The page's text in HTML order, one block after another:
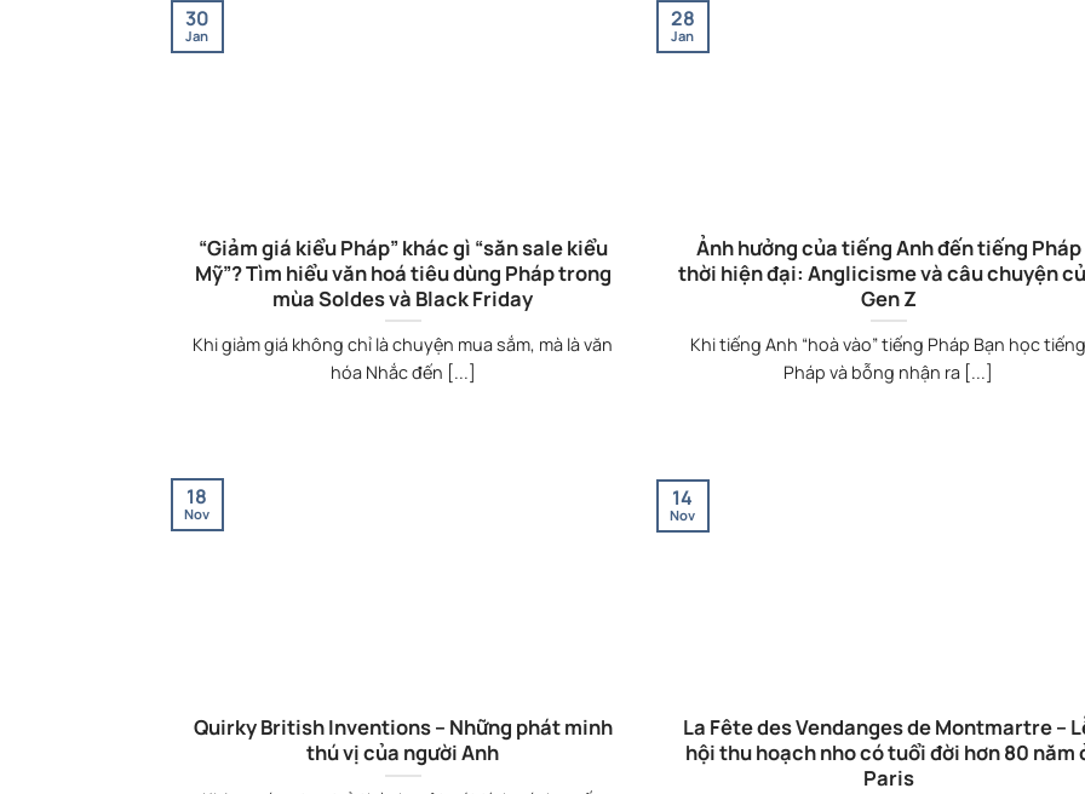
“Giảm giá kiểu Pháp” khác gì “săn sale kiểu
Mỹ”? Tìm hiểu văn hoá tiêu dùng Pháp trong
mùa Soldes và Black Friday
Khi giảm giá không chỉ là chuyện mua sắm, mà là văn
hóa Nhắc đến [...]
30
Jan
Ảnh hưởng của tiếng Anh đến tiếng Pháp
thời hiện đại: Anglicisme và câu chuyện
Gen Z
Khi tiếng Anh “hoà vào” tiếng Pháp Bạn học tiếng
Pháp và bỗng nhận ra [...]
28
Jan
Quirky British Inventions – Những phát minh
thú vị của người Anh
18
Nov
La Fête des Vendanges de Montmartre –
hội thu hoạch nho có tuổi đời hơn 80 năm
Paris
14
Nov